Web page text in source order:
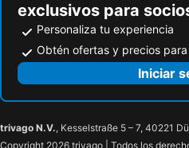
exclusivos para
Personaliza tu experiencia
Obtén ofertas y precios
Iniciar
trivago N.V., Kesselstraße 5 – 7, 40221
Copyright 2026 trivago | Todos los